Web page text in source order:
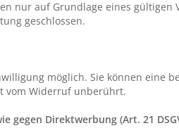
nur auf Grundlage eines
geschlossen.
möglich. Sie können eine
vom Widerruf unberührt.
gegen Direktwerbung (Art. 21